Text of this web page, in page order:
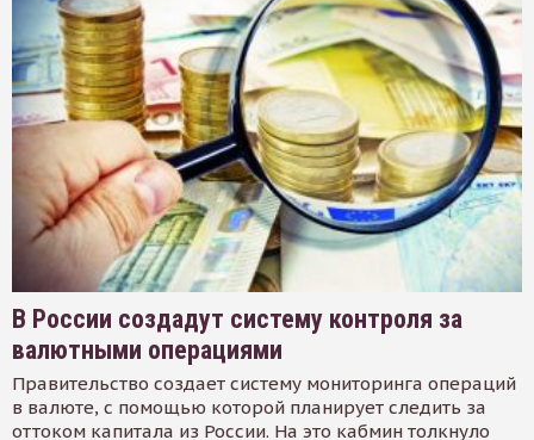
В России создадут систему контроля за
валютными операциями
Правительство создает систему мониторинга операций
в валюте, с помощью которой планирует следить за
оттоком капитала из России. На это кабмин толкнуло